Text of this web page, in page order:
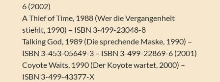
6 (2002)
A Thief of Time, 1988 (Wer die Vergangenheit
stiehlt, 1990) – ISBN 3-499-23048-8
Talking God, 1989 (Die sprechende Maske, 1990) –
ISBN 3-453-05649-3 – ISBN 3-499-22869-6 (2001)
Coyote Waits, 1990 (Der Koyote wartet, 2000) –
ISBN 3-499-43377-X